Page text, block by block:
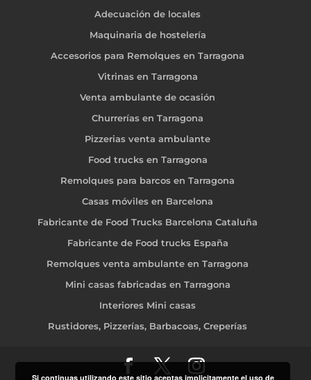
Adecuación de locales
Maquinaria de hostelería
Accesorios para Remolques en Tarragona
Vitrinas en Tarragona
Venta ambulante de ocasión
Churrerías en Tarragona
Pizzerias venta ambulante
Food trucks en Tarragona
Remolques para barcos en Tarragona
Casas móviles en Barcelona
Fabricante de Food Trucks Barcelona Cataluña
Fabricante de Food trucks España
Remolques venta ambulante en Tarragona
Mini casas fabricadas en Tarragona
Interiores Mini casas
Rustidores, Pizzerías, Barbacoas, Creperías
Si continuas utilizando este sitio aceptas implicitamente el uso de